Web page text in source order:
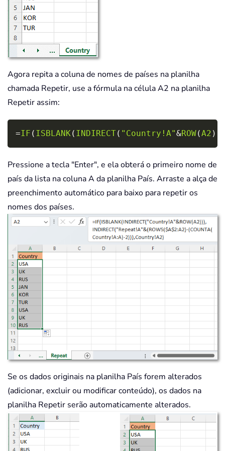
Agora repita a coluna de nomes de países na planilha
chamada Repetir, use a fórmula na célula A2 na planilha
Repetir assim:
=IF ( ISBLANK ( INDIRECT( "Country!A"&ROW(A2 )
Copy
Pressione a tecla "Enter", e ela obterá o primeiro nome de
país da lista na coluna A da planilha País. Arraste a alça de
preenchimento automático para baixo para repetir os
nomes dos países.
Se os dados originais na planilha País forem alterados
(adicionar, excluir ou modificar conteúdo), os dados na
planilha Repetir serão automaticamente alterados.